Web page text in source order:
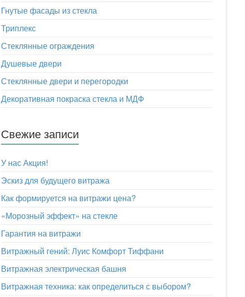
Гнутые фасады из стекла
Триплекс
Стеклянные ограждения
Душевые двери
Стеклянные двери и перегородки
Декоративная покраска стекла и МДФ
Свежие записи
У нас Акция!
Эскиз для будущего витража
Как формируется на витражи цена?
«Морозный эффект» на стекле
Гарантия на витражи
Витражный гений: Луис Комфорт Тиффани
Витражная электрическая башня
Витражная техника: как определиться с выбором?